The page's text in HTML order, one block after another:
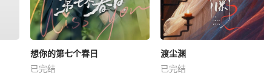
想你的第七个春日
已完结
渡尘渊
已完结